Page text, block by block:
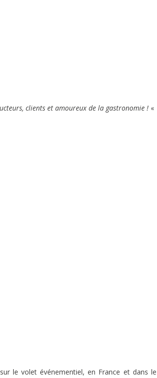
clients et amoureux de la gastronomie ! «
le volet événementiel, en France et dans le